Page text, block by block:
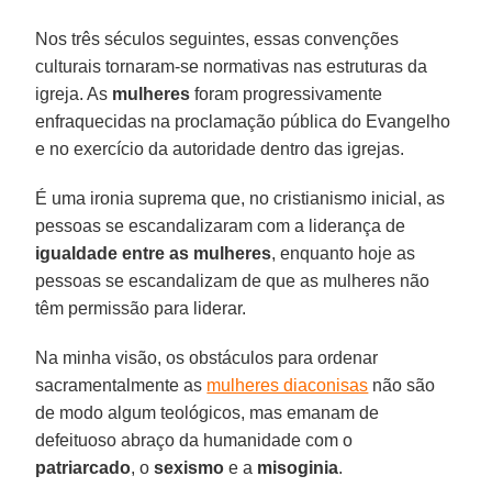
Nos três séculos seguintes, essas convenções
culturais tornaram-se normativas nas estruturas da
igreja. As mulheres foram progressivamente
enfraquecidas na proclamação pública do Evangelho
e no exercício da autoridade dentro das igrejas.
É uma ironia suprema que, no cristianismo inicial, as
pessoas se escandalizaram com a liderança de
igualdade entre as mulheres, enquanto hoje as
pessoas se escandalizam de que as mulheres não
têm permissão para liderar.
Na minha visão, os obstáculos para ordenar
sacramentalmente as mulheres diaconisas não são
de modo algum teológicos, mas emanam de
defeituoso abraço da humanidade com o
patriarcado, osexismo e a misoginia.